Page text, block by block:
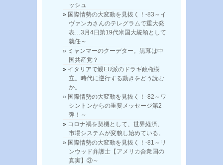
ッシュ
国際情勢の大変動を見抜く！-83～イ
ヴァンカさんのテレグラムで重大発
表…3月4日第19代米国大統領として
就任～
ミャンマーのクーデター。黒幕は中
国共産党？
イタリアで親EU派のドラギ政権樹
立。時代に逆行する動きをどう読む
か。
国際情勢の大変動を見抜く！-82～ワ
シントンからの重要メッセージ第2
弾！～
コロナ禍を契機として、世界経済、
市場システムが変貌し始めている。
国際情勢の大変動を見抜く！-81～リ
ンウッド弁護士【アメリカ合衆国の
真実】③～